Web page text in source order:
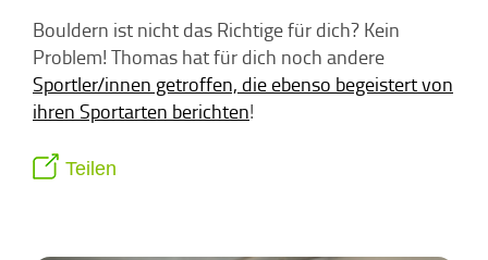
Bouldern ist nicht das Richtige für dich? Kein
Problem! Thomas hat für dich noch andere
Sportler/innen getroffen, die ebenso begeistert von
ihren Sportarten berichten!
Teilen